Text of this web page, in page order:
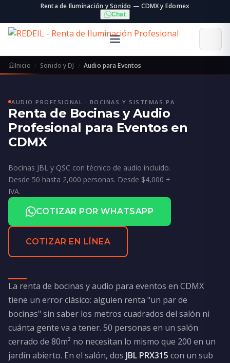
Renta de Iluminación y Sonido — CDMX y Edomex
Chat
Inicio Sonido y DJ Audio para Eventos
AUDIO PROFESIONAL · BOCINAS Y SISTEMAS PA
Renta de Bocinas y Audio
Profesional para Eventos en
CDMX
Bocinas JBL y QSC con técnico de audio incluido.
Desde 50 hasta 2,000 personas. Desde $4,000 +
IVA.
COTIZAR POR WHATSAPP
COTIZAR EN LÍNEA
La renta de bocinas y audio para eventos en CDMX
tiene un error clásico: alguien renta "un par de
bocinas" sin saber los metros cuadrados del salón ni
cuánta gente va a tener. 50 personas en un salón
cerrado de 80m² no necesitan lo mismo que 200 en un
jardín abierto. En el salón, dos JBL PRX315 con un sub